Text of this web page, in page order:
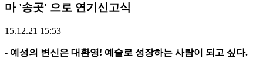
마 '송곳' 으로 연기신고식
15.12.21 15:53
- 예성의 변신은 대환영! 예술로 성장하는 사람이 되고 싶다.